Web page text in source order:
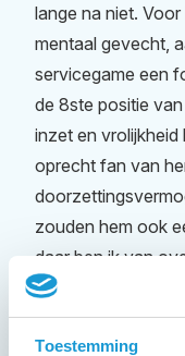
Toestemming
lange na niet.
mentaal gevecht,
servicegame een
de 8ste positie
inzet en
oprecht fan van
zouden hem ook
daar ben ik van
Welk product
dit zo goed?